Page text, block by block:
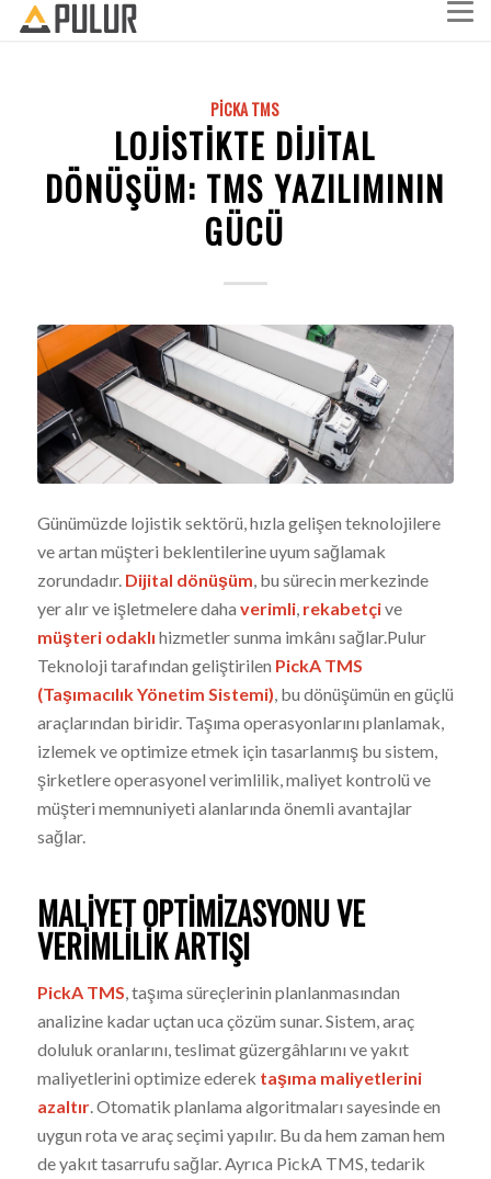
PICKA TMS
LOJISTIKTE DIJITAL
DÖNÜŞÜM: TMS YAZILIMININ
GÜCÜ
Günümüzde lojistik sektörü, hızla gelişen teknolojilere
ve artan müşteri beklentilerine uyum sağlamak
zorundadır. Dijital dönüşüm, bu sürecin merkezinde
yer alır ve işletmelere daha verimli, rekabetçive
müşteri odaklı hizmetler sunma imkânı sağlar.Pulur
Teknoloji tarafından geliştirilen PickA TMS
(Taşımacılık Yönetim Sistemi), bu dönüşümün en güçlü
araçlarından biridir. Taşıma operasyonlarını planlamak,
izlemek ve optimize etmek için tasarlanmış bu sistem,
şirketlere operasyonel verimlilik, maliyet kontrolü ve
müşteri memnuniyeti alanlarında önemli avantajlar
sağlar.
MALIYET OPTIMIZASYONU VE
VERIMLILIK ARTIŞI
PickA TMS, taşıma süreçlerinin planlanmasından
analizine kadar uçtan uca çözüm sunar. Sistem, araç
doluluk oranlarını, teslimat güzergâhlarını ve yakıt
maliyetlerini optimize ederek taşıma maliyetlerini
azaltır. Otomatik planlama algoritmaları sayesinde en
uygun rota ve araç seçimi yapılır. Bu da hem zaman hem
de yakıt tasarrufu sağlar. Ayrıca PickA TMS, tedarik